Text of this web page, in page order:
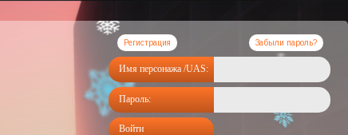
Регистрация Забыли пароль?
Имя персонажа /UAS:
Пароль:
Войти